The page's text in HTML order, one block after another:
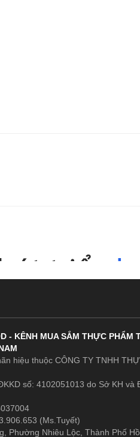
- KÊNH MUA SẮM THỰC PHẨM
hiệu thuộc CÔNG TY TNHH
số: 4102051013 do Sở KH và
(Ms.Tuyết)
Phường Nhiêu Lộc, Thành Phố